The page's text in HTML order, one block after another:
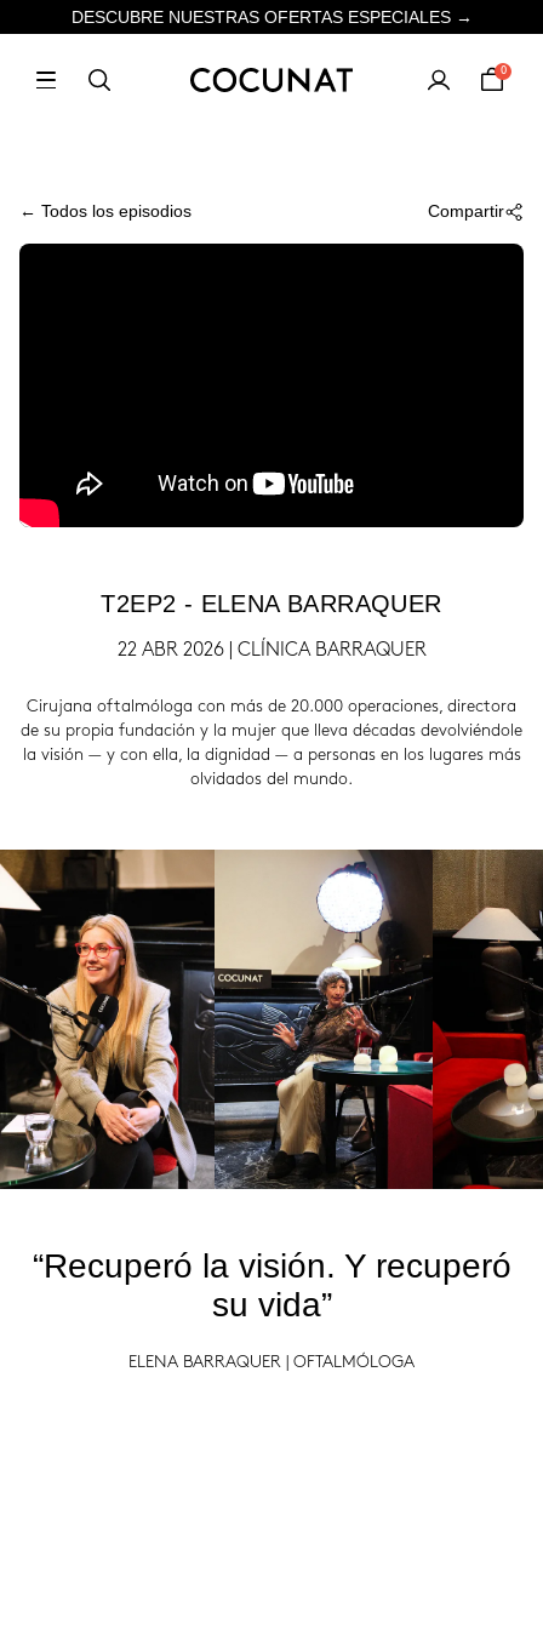
DESCUBRE NUESTRAS OFERTAS ESPECIALES →
0
← Todos los episodios Compartir
T2EP2 - ELENA BARRAQUER
22 ABR 2026 | CLÍNICA BARRAQUER
Cirujana oftalmóloga con más de 20.000 operaciones, directora
de su propia fundación y la mujer que lleva décadas devolviéndole
la visión — y con ella, la dignidad — a personas en los lugares más
olvidados del mundo.
“Recuperó la visión. Y recuperó
su vida”
ELENA BARRAQUER | OFTALMÓLOGA